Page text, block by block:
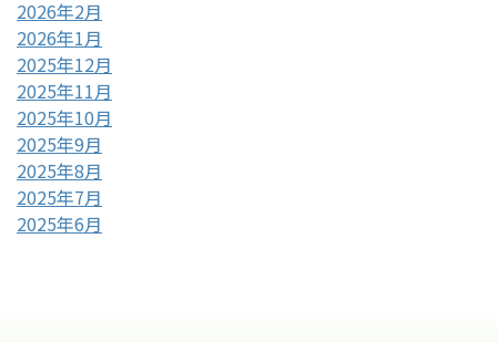
2026年2月
2026年1月
2025年12月
2025年11月
2025年10月
2025年9月
2025年8月
2025年7月
2025年6月